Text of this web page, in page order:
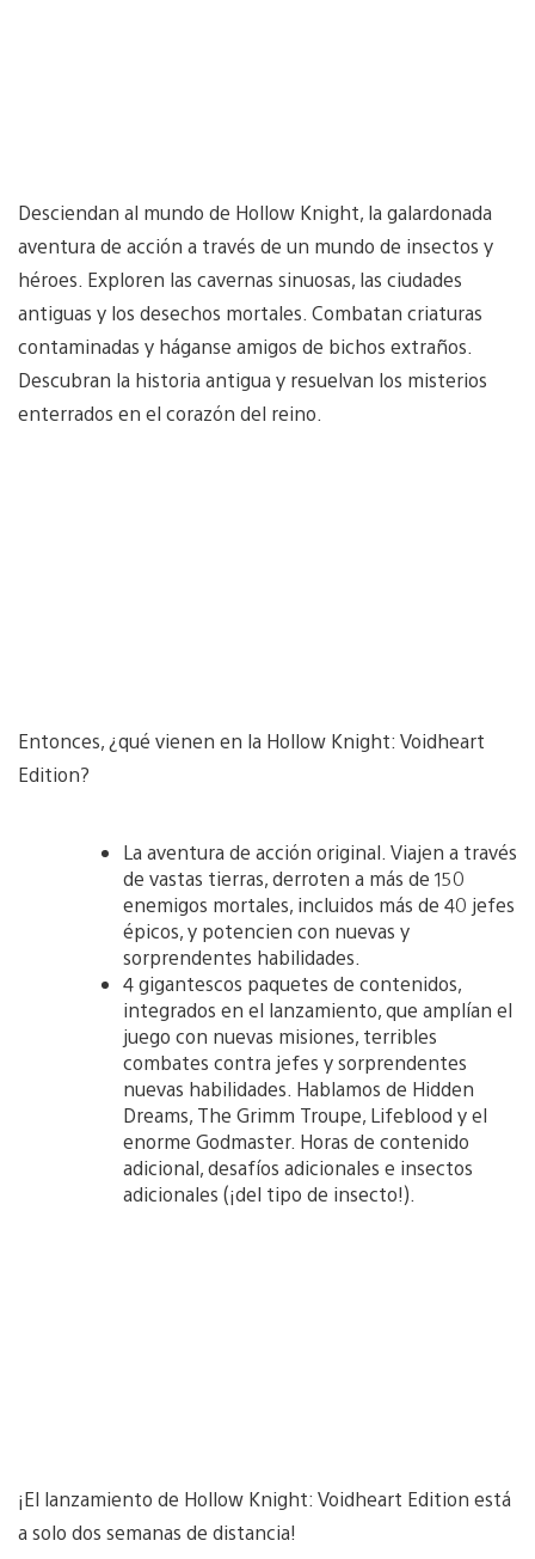
Desciendan al mundo de Hollow Knight, la galardonada
aventura de acción a través de un mundo de insectos y
héroes. Exploren las cavernas sinuosas, las ciudades
antiguas y los desechos mortales. Combatan criaturas
contaminadas y háganse amigos de bichos extraños.
Descubran la historia antigua y resuelvan los misterios
enterrados en el corazón del reino.
Entonces, ¿qué vienen en la Hollow Knight: Voidheart
Edition?
La aventura de acción original. Viajen a través
de vastas tierras, derroten a más de 150
enemigos mortales, incluidos más de 40 jefes
épicos, y potencien con nuevas y
sorprendentes habilidades.
4 gigantescos paquetes de contenidos,
integrados en el lanzamiento, que amplían el
juego con nuevas misiones, terribles
combates contra jefes y sorprendentes
nuevas habilidades. Hablamos de Hidden
Dreams, The Grimm Troupe, Lifeblood y el
enorme Godmaster. Horas de contenido
adicional, desafíos adicionales e insectos
adicionales (¡del tipo de insecto!).
¡El lanzamiento de Hollow Knight: Voidheart Edition está
a solo dos semanas de distancia!